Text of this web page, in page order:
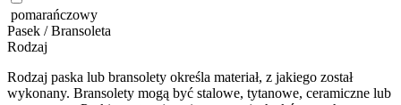
pomarańczowy
Pasek / Bransoleta
Rodzaj
Rodzaj paska lub bransolety określa materiał, z jakiego został
wykonany. Bransolety mogą być stalowe, tytanowe, ceramiczne lub